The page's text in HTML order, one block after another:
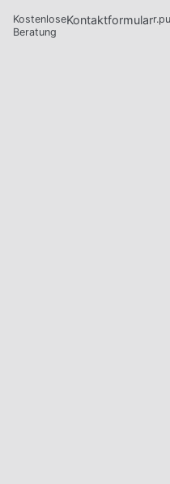
Kostenlose
Beratung
Kontaktformular